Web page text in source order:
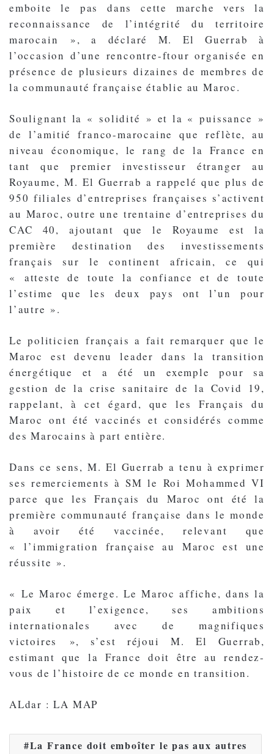
emboite le pas dans cette marche vers la
reconnaissance de l’intégrité du territoire
marocain », a déclaré M. El Guerrab à
l’occasion d’une rencontre-ftour organisée en
présence de plusieurs dizaines de membres de
la communauté française établie au Maroc.
Soulignant la « solidité » et la « puissance »
de l’amitié franco-marocaine que reflète, au
niveau économique, le rang de la France en
tant que premier investisseur étranger au
Royaume, M. El Guerrab a rappelé que plus de
950 filiales d’entreprises françaises s’activent
au Maroc, outre une trentaine d’entreprises du
CAC 40, ajoutant que le Royaume est la
première destination des investissements
français sur le continent africain, ce qui
« atteste de toute la confiance et de toute
l’estime que les deux pays ont l’un pour
l’autre ».
Le politicien français a fait remarquer que le
Maroc est devenu leader dans la transition
énergétique et a été un exemple pour sa
gestion de la crise sanitaire de la Covid 19,
rappelant, à cet égard, que les Français du
Maroc ont été vaccinés et considérés comme
des Marocains à part entière.
Dans ce sens, M. El Guerrab a tenu à exprimer
ses remerciements à SM le Roi Mohammed VI
parce que les Français du Maroc ont été la
première communauté française dans le monde
à avoir été vaccinée, relevant que
« l’immigration française au Maroc est une
réussite ».
« Le Maroc émerge. Le Maroc affiche, dans la
paix et l’exigence, ses ambitions
internationales avec de magnifiques
victoires », s’est réjoui M. El Guerrab,
estimant que la France doit être au rendez-
vous de l’histoire de ce monde en transition.
ALdar : LA MAP
La France doit emboîter le pas aux autres